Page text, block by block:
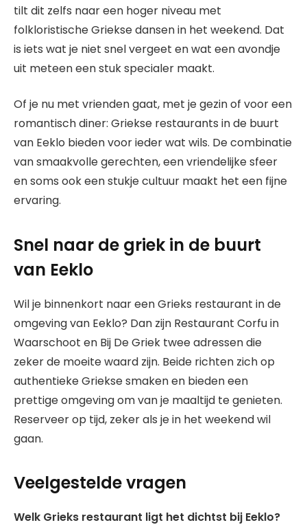
tilt dit zelfs naar een hoger niveau met
folkloristische Griekse dansen in het weekend. Dat
is iets wat je niet snel vergeet en wat een avondje
uit meteen een stuk specialer maakt.
Of je nu met vrienden gaat, met je gezin of voor een
romantisch diner: Griekse restaurants in de buurt
van Eeklo bieden voor ieder wat wils. De combinatie
van smaakvolle gerechten, een vriendelijke sfeer
en soms ook een stukje cultuur maakt het een fijne
ervaring.
Snel naar de griek in de buurt
van Eeklo
Wil je binnenkort naar een Grieks restaurant in de
omgeving van Eeklo? Dan zijn Restaurant Corfu in
Waarschoot en Bij De Griek twee adressen die
zeker de moeite waard zijn. Beide richten zich op
authentieke Griekse smaken en bieden een
prettige omgeving om van je maaltijd te genieten.
Reserveer op tijd, zeker als je in het weekend wil
gaan.
Veelgestelde vragen
Welk Grieks restaurant ligt het dichtst bij Eeklo?